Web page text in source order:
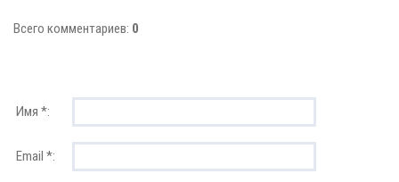
Всего комментариев: 0
Имя *:
Email *: